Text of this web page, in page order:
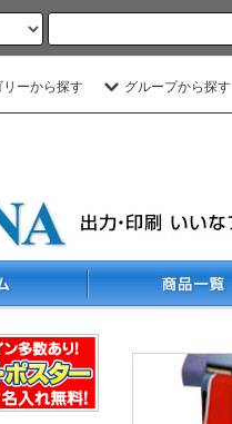
リーから探す グループから探す